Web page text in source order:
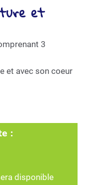
et
3
et avec son coeur
:
disponible